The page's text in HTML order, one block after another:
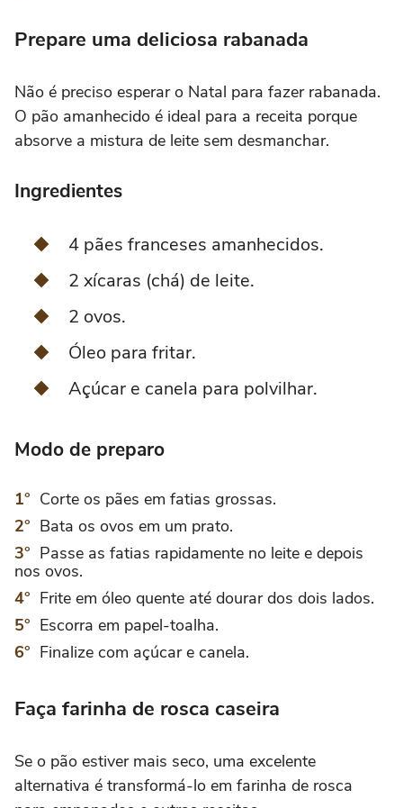
Prepare uma deliciosa rabanada
Não é preciso esperar o Natal para fazer rabanada.
O pão amanhecido é ideal para a receita porque
absorve a mistura de leite sem desmanchar.
Ingredientes
4 pães franceses amanhecidos.
2 xícaras (chá) de leite.
2 ovos.
Óleo para fritar.
Açúcar e canela para polvilhar.
Modo de preparo
Corte os pães em fatias grossas.
Bata os ovos em um prato.
Passe as fatias rapidamente no leite e depois
nos ovos.
Frite em óleo quente até dourar dos dois lados.
Escorra em papel-toalha.
Finalize com açúcar e canela.
Faça farinha de rosca caseira
Se o pão estiver mais seco, uma excelente
alternativa é transformá-lo em farinha de rosca